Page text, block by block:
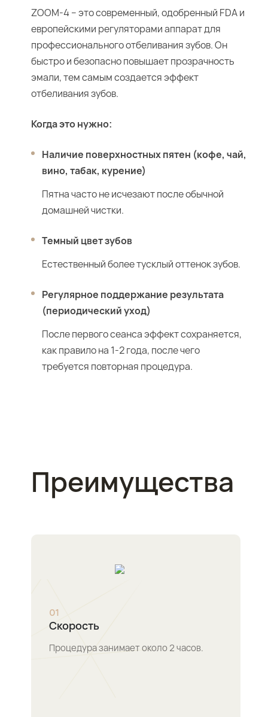
ZOOM‑4 – это современный, одобренный FDA и
европейскими регуляторами аппарат для
профессионального отбеливания зубов. Он
быстро и безопасно повышает прозрачность
эмали, тем самым создается эффект
отбеливания зубов.
Когда это нужно:
Наличие поверхностных пятен (кофе, чай,
вино, табак, курение)
Пятна часто не исчезают после обычной
домашней чистки.
Темный цвет зубов
Естественный более тусклый оттенок зубов.
Регулярное поддержание результата
(периодический уход)
После первого сеанса эффект сохраняется,
как правило на 1-2 года, после чего
требуется повторная процедура.
Преимущества
01
Скорость
Процедура занимает около 2 часов.